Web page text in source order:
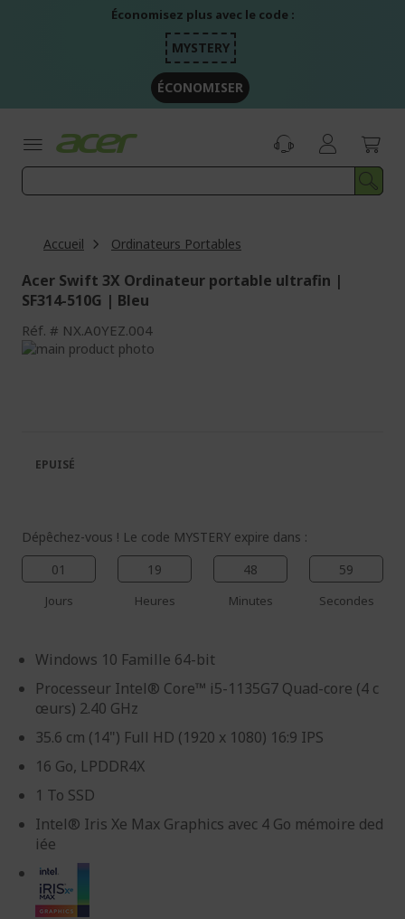
Économisez plus avec le code :
MYSTERY
ÉCONOMISER
Accueil Ordinateurs Portables
Acer Swift 3X Ordinateur portable ultrafin |
SF314-510G | Bleu
Réf. NX.A0YEZ.004
Passer
galerie
d’images
Galerie
d’images
Dépêchez-vous ! Le code MYSTERY expire dans :
01
Jours
19
Heures
48
Minutes
58
Secondes
Windows 10 Famille 64-bit
Processeur Intel® Core™ i5-1135G7 Quad-core (4 c
œurs) 2.40 GHz
35.6 cm (14") Full HD (1920 x 1080) 16:9 IPS
16 Go, LPDDR4X
1 To SSD
Intel® Iris Xe Max Graphics avec 4 Go mémoire ded
iée
EPUISÉ